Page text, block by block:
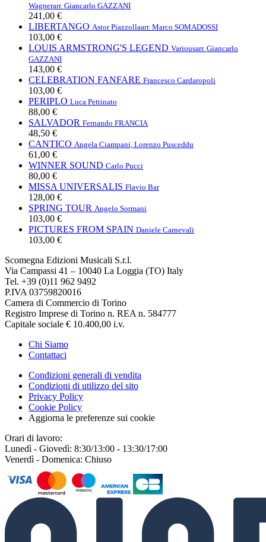
Wagnerarr. Giancarlo GAZZANI
241,00 €
LIBERTANGO Astor Piazzollaarr. Marco SOMADOSSI
103,00 €
LOUIS ARMSTRONG'S LEGEND Variousarr. Giancarlo
GAZZANI
143,00 €
CELEBRATION FANFARE Francesco Cardaropoli
103,00 €
PERIPLO Luca Pettinato
88,00 €
SALVADOR Fernando FRANCIA
48,50 €
CANTICO Angela Ciampani, Lorenzo Pusceddu
61,00 €
WINNER SOUND Carlo Pucci
80,00 €
MISSA UNIVERSALIS Flavio Bar
128,00 €
SPRING TOUR Angelo Sormani
103,00 €
PICTURES FROM SPAIN Daniele Carnevali
103,00 €
Scomegna Edizioni Musicali S.r.l.
Via Campassi 41 – 10040 La Loggia (TO) Italy
Tel. +39 (0)11 962 9492
P.IVA 03759820016
Camera di Commercio di Torino
Registro Imprese di Torino n. REA n. 584777
Capitale sociale € 10.400,00 i.v.
Chi Siamo
Contattaci
Condizioni generali di vendita
Condizioni di utilizzo del sito
Privacy Policy
Cookie Policy
Aggiorna le preferenze sui cookie
Orari di lavoro:
Lunedì - Giovedì: 8:30/13:00 - 13:30/17:00
Venerdì - Domenica: Chiuso